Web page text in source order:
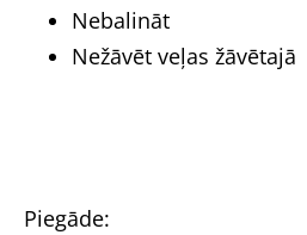
Nebalināt
Nežāvēt veļas žāvētajā
Piegāde: